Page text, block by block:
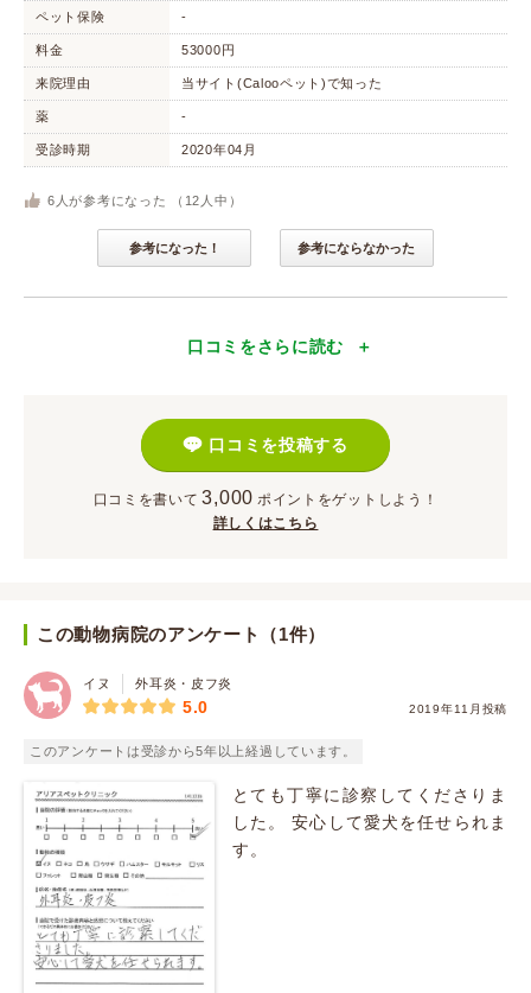
ペット保険 -
料金 53000円
来院理由 当サイト(Calooペット)で知った
薬 -
受診時期 2020年04月
6 人が参考になった （ 12 人中）
参考になった！ 参考にならなかった
口コミをさらに読む
口コミを投稿する
口コミを書いて 3,000 ポイント をゲットしよう！
詳しくはこちら
この動物病院のアンケート（1件）
イヌ 外耳炎・皮フ炎
2019年11月投稿
5.0
このアンケートは受診から5年以上経過しています。
とても丁寧に診察してくださりま
した。 安心して愛犬を任せられま
す。